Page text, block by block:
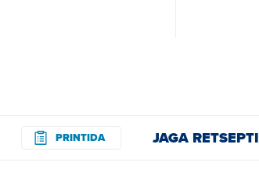
PRINTIDA JAGA RETSEPTI